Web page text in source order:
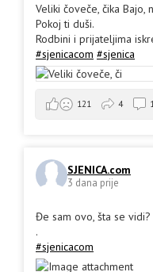
Veliki čoveče, čika Bajo,
Pokoj ti duši.
Rodbini i prijateljima
#sjenicacom #sjenica
121 4
SJENICA.com
3 dana prije
Đe sam ovo, šta se
.
#sjenicacom